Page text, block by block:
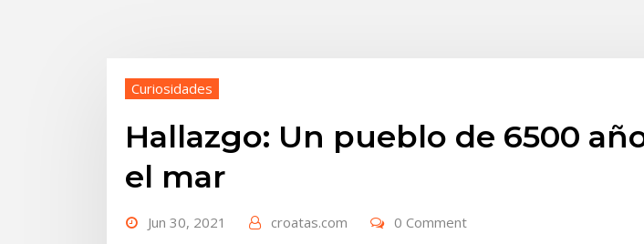
Curiosidades
Hallazgo: Un pueblo de 6500
el mar
Jun 30, 2021 croatas.com 0 Comment